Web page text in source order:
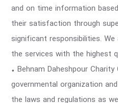
and on time information
their satisfaction through
significant responsibilities.
the services with the highest
• Behnam Daheshpour
governmental organization
the laws and regulations as